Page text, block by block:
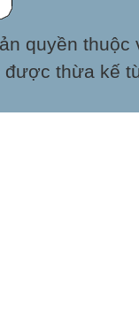
quyền thuộc
được thừa kế